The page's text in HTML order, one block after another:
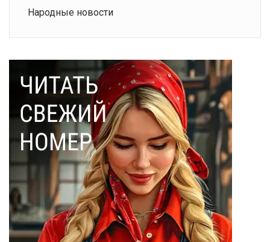
Народные новости